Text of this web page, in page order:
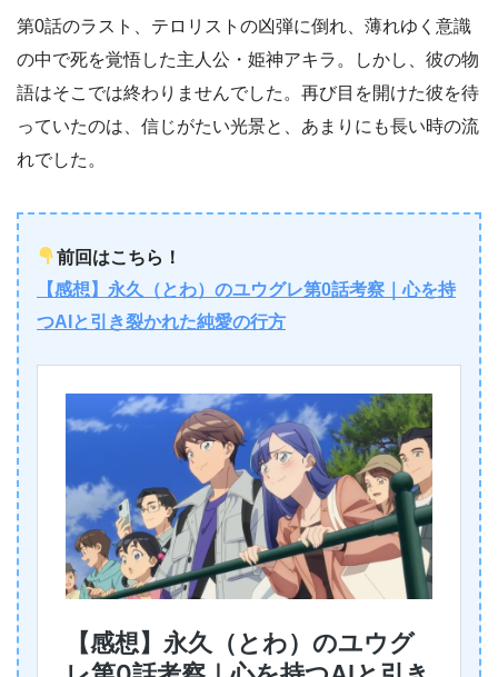
第0話のラスト、テロリストの凶弾に倒れ、薄れゆく意識
の中で死を覚悟した主人公・姫神アキラ。しかし、彼の物
語はそこでは終わりませんでした。再び目を開けた彼を待
っていたのは、信じがたい光景と、あまりにも長い時の流
れでした。
前回はこちら！
【感想】永久（とわ）のユウグレ第0話考察｜心を持
つAIと引き裂かれた純愛の行方